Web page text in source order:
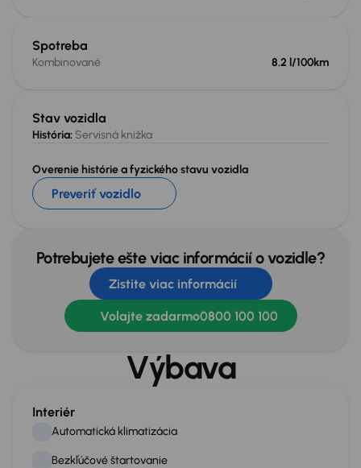
Stav vozidla
História: Servisná knižka
Overenie histórie a fyzického stavu vozidla
Preveriť vozidlo
Spotreba
Kombinované 8.2 l/100km
Potrebujete ešte viac informácií o vozidle?
Zistite viac informácií
Volajte zadarmo0800 100 100
Výbava
Interiér
Automatická klimatizácia
Bezkľúčové štartovanie